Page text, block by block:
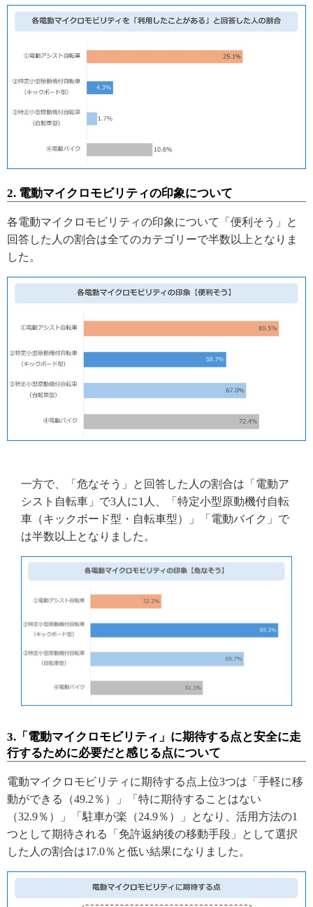
2. 電動マイクロモビリティの印象について
各電動マイクロモビリティの印象について「便利そう」と
回答した人の割合は全てのカテゴリーで半数以上となりま
した。
一方で、「危なそう」と回答した人の割合は「電動ア
シスト自転車」で3人に1人、「特定小型原動機付自転
車（キックボード型・自転車型）」「電動バイク」で
は半数以上となりました。
3.「電動マイクロモビリティ」に期待する点と安全に走
行するために必要だと感じる点について
電動マイクロモビリティに期待する点上位3つは「手軽に移
動ができる（49.2％）」「特に期待することはない
（32.9％）」「駐車が楽（24.9％）」となり、活用方法の1
つとして期待される「免許返納後の移動手段」として選択
した人の割合は17.0％と低い結果になりました。